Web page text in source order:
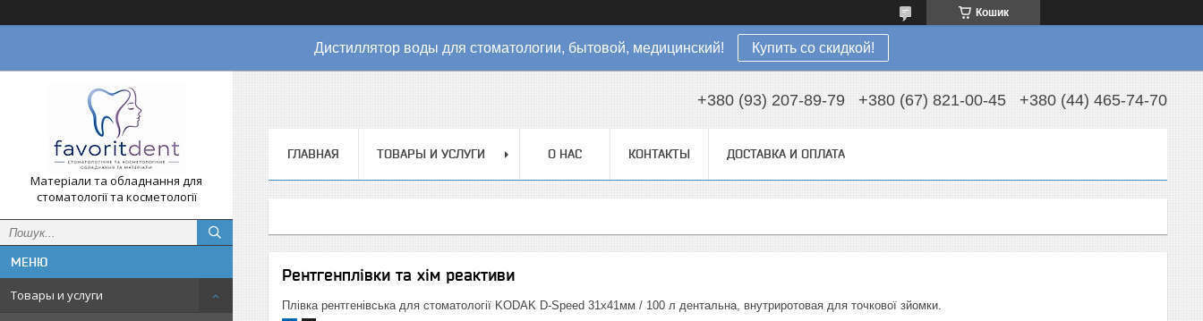
Кошик
Дистиллятор воды для стоматологии, бытовой, медицинский! Купить со скидкой!
Матеріали та обладнання для
стоматології та косметології
Товары и услуги
+380 (93) 207-89-79 +380 (67) 821-00-45 +380 (44) 465-74-70
ГЛАВНАЯ ТОВАРЫ И УСЛУГИ О НАС КОНТАКТЫ ДОСТАВКА И ОПЛАТА
Рентгенплівки та хім реактиви
Плівка рентгенівська для стоматології KODAK D-Speed 31х41мм / 100 л дентальна, внутриротовая для точкової зйомки.